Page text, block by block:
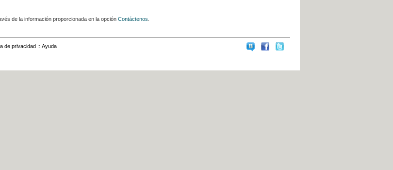
de la información proporcionada en la opción Contáctenos
de privacidad :: Ayuda